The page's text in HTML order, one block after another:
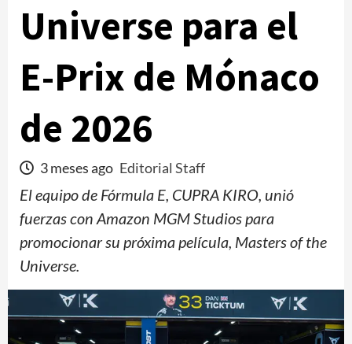
Universe para el
E-Prix de Mónaco
de 2026
3 meses ago Editorial Staff
El equipo de Fórmula E, CUPRA KIRO, unió
fuerzas con Amazon MGM Studios para
promocionar su próxima película, Masters of the
Universe.